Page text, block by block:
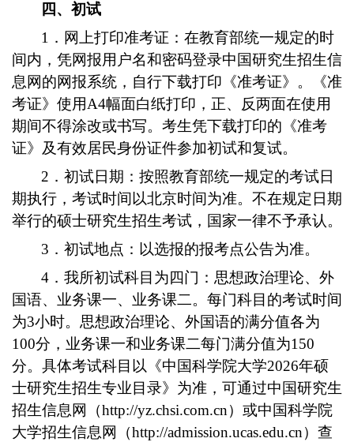
四、初试
1．网上打印准考证：在教育部统一规定的时
间内，凭网报用户名和密码登录中国研究生招生信
息网的网报系统，自行下载打印《准考证》。《准
考证》使用A4幅面白纸打印，正、反两面在使用
期间不得涂改或书写。考生凭下载打印的《准考
证》及有效居民身份证件参加初试和复试。
2．初试日期：按照教育部统一规定的考试日
期执行，考试时间以北京时间为准。不在规定日期
举行的硕士研究生招生考试，国家一律不予承认。
3．初试地点：以选报的报考点公告为准。
4．我所初试科目为四门：思想政治理论、外
国语、业务课一、业务课二。每门科目的考试时间
为3小时。思想政治理论、外国语的满分值各为
100分，业务课一和业务课二每门满分值为150
分。具体考试科目以《中国科学院大学2026年硕
士研究生招生专业目录》为准，可通过中国研究生
招生信息网（http://yz.chsi.com.cn）或中国科学院
大学招生信息网（http://admission.ucas.edu.cn）查